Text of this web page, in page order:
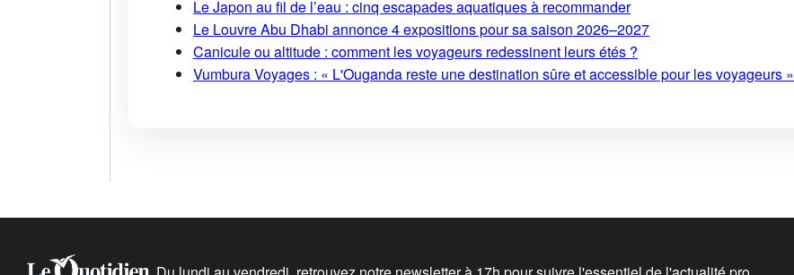
Le Japon au fil de l’eau : cinq escapades aquatiques à recommander
Le Louvre Abu Dhabi annonce 4 expositions pour sa saison 2026–2027
Canicule ou altitude : comment les voyageurs redessinent leurs étés ?
Vumbura Voyages : « L'Ouganda reste une destination sûre et accessible pour les voyageurs »